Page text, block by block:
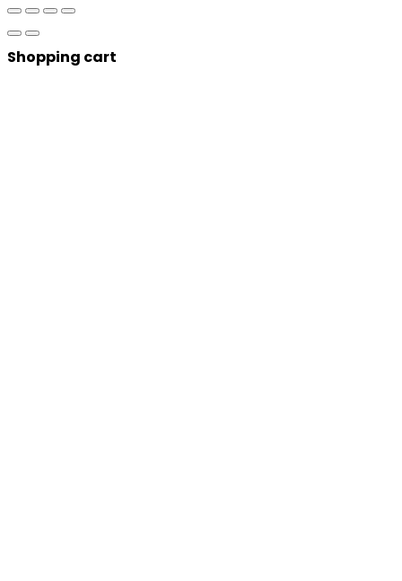
Shopping cart